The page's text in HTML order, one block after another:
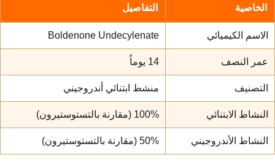
الخاصية التفاصيل
الاسم الكيميائي Boldenone Undecylenate
عمر النصف 14 يوماً
التصنيف منشط ابتنائي أندروجيني
النشاط الابتنائي 100% (مقارنة بالتستوستيرون)
النشاط الأندروجيني 50% (مقارنة بالتستوستيرون)